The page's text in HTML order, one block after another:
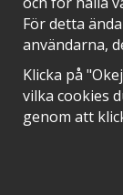
För detta
användarna,
Klicka på
vilka cookies
genom att